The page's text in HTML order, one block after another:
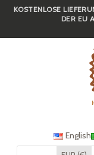
Skip
KOSTENLOSE
DER EU
English